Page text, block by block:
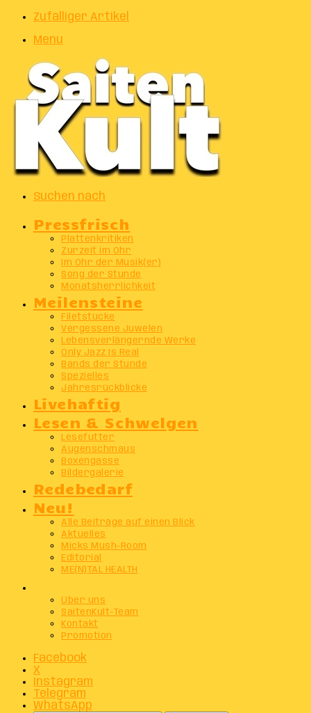
Zufälliger Artikel
Menu
Suchen nach
Pressfrisch
Plattenkritiken
Zurzeit im Ohr
Im Ohr der Musik(er)
Song der Stunde
Monatsherrlichkeit
Meilensteine
Filetstücke
Vergessene Juwelen
Lebensverlängernde Werke
Only Jazz Is Real
Bands der Stunde
Spezielles
Jahresrückblicke
Livehaftig
Lesen & Schwelgen
Lesefutter
Augenschmaus
Boxengasse
Bildergalerie
Redebedarf
Neu!
Alle Beiträge auf einen Blick
Aktuelles
Micks Mush-Room
Editorial
ME(N)TAL HEALTH
Über uns
SaitenKult-Team
Kontakt
Promotion
Facebook
X
Instagram
Telegram
WhatsApp